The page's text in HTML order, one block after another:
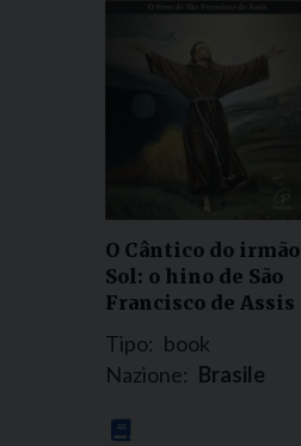
O Cântico do irmão
Sol: o hino de São
Francisco de Assis
Tipo: book
Nazione: Brasile